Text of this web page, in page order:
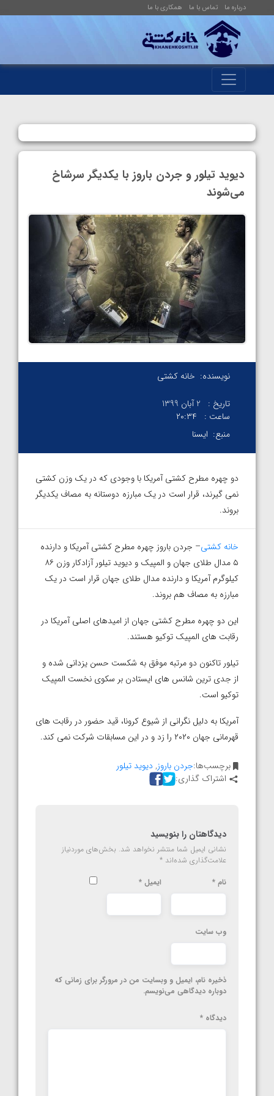
درباره ما تماس با ما همکاری با ما
‎دیوید تیلور و جردن باروز با یکدیگر سرشاخ
می‌شوند
نویسنده: خانه کشتی
تاریخ :
2 آبان 1399
ساعت :
۲۰:۳۴
منبع: ایسنا
دو چهره مطرح کشتی آمریکا با وجودی که در یک وزن کشتی
نمی گیرند، قرار است در یک مبارزه دوستانه به مصاف یکدیگر
بروند.
خانه کشتی– جردن باروز چهره مطرح کشتی آمریکا و دارنده
۵ مدال طلای جهان و المپیک و دیوید تیلور آزادکار وزن ۸۶
کیلوگرم آمریکا و دارنده مدال طلای جهان قرار است در یک
مبارزه به مصاف هم بروند.
این دو چهره مطرح کشتی جهان از امیدهای اصلی آمریکا در
رقابت های المپیک توکیو هستند.
تیلور تاکنون دو مرتبه موفق به شکست حسن یزدانی شده و
از جدی ترین شانس های ایستادن بر سکوی نخست المپیک
توکیو است.
آمریکا به دلیل نگرانی از شیوع کرونا، قید حضور در رقابت های
قهرمانی جهان ۲۰۲۰ را زد و در این مسابقات شرکت نمی کند.
برچسب‌ها:جردن باروز, دیوید تیلور
اشتراک گذاری:
دیدگاهتان را بنویسید
نشانی ایمیل شما منتشر نخواهد شد. بخش‌های موردنیاز
علامت‌گذاری شده‌اند *
نام * ایمیل *
وب‌ سایت
ذخیره نام، ایمیل و وبسایت من در مرورگر برای زمانی که
دوباره دیدگاهی می‌نویسم.
دیدگاه *